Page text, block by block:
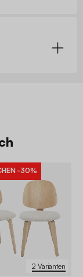
2 Varianten
-30%